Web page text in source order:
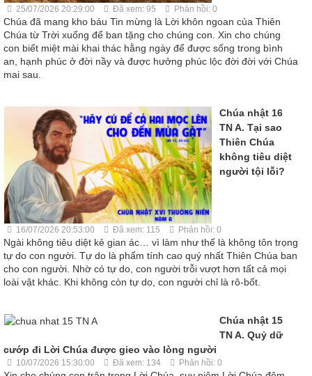
25/07/2026 20:29:00 Đã xem: 95 Phản hồi: 0
Chúa đã mang kho báu Tin mừng là Lời khôn ngoan của Thiên
Chúa từ Trời xuống để ban tặng cho chúng con. Xin cho chúng
con biết miệt mài khai thác hằng ngày để được sống trong bình
an, hạnh phúc ở đời nầy và được hưởng phúc lộc đời đời với Chúa
mai sau.
Chúa nhật 16
TN A. Tại sao
Thiên Chúa
không tiêu diệt
người tội lỗi?
16/07/2026 20:53:00 Đã xem: 115 Phản hồi: 0
Ngài không tiêu diệt kẻ gian ác… vì làm như thế là không tôn trọng
tự do con người. Tự do là phẩm tính cao quý nhất Thiên Chúa ban
cho con người. Nhờ có tự do, con người trỗi vượt hơn tất cả mọi
loài vật khác. Khi không còn tự do, con người chỉ là rô-bốt.
Chúa nhật 15
TN A. Quỷ dữ
cướp đi Lời Chúa được gieo vào lòng người
10/07/2026 15:30:00 Đã xem: 134 Phản hồi: 0